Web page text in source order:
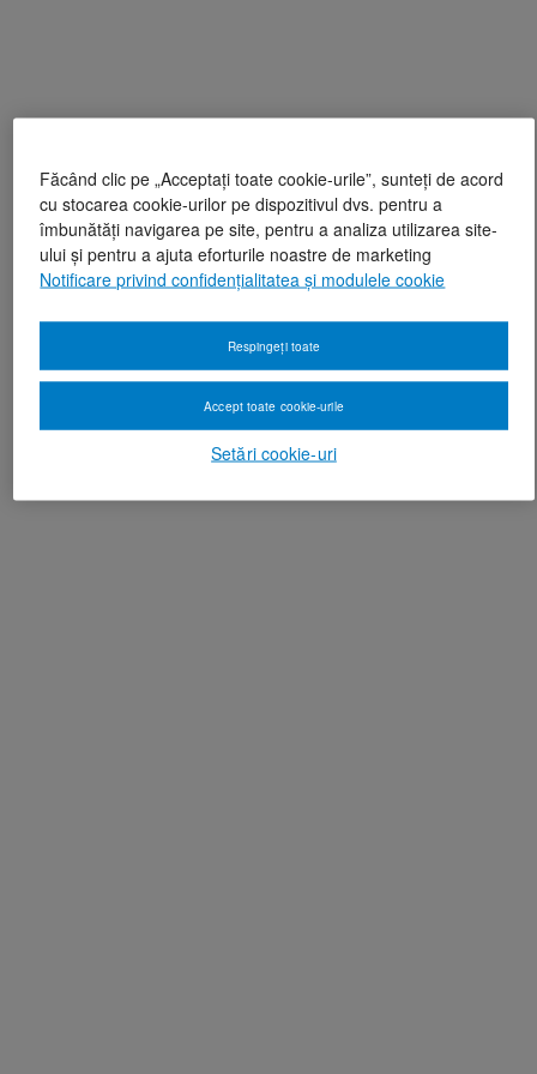
Făcând clic pe „Acceptați toate cookie-urile”, sunteți de acord
cu stocarea cookie-urilor pe dispozitivul dvs. pentru a
îmbunătăți navigarea pe site, pentru a analiza utilizarea site-
ului și pentru a ajuta eforturile noastre de marketing
Notificare privind confidențialitatea și modulele cookie
Setări cookie-uri
Respingeți toate
Accept toate cookie-urile